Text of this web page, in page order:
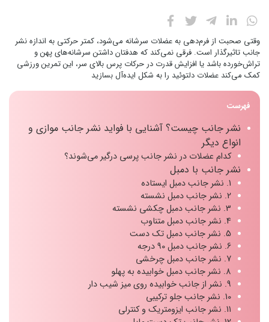
وقتی صحبت از فرم‌دهی به عضلات سرشانه می‌شود، کمتر حرکتی به اندازه نشر
جانب تاثیرگذار است. فرقی نمی‌کند که هدفتان داشتن سرشانه‌های پهن و
تراش‌خورده باشد یا افزایش قدرت در حرکات پرس بالای سر، این تمرین ورزشی
کمک می‌کند عضلات دلتوئید را به شکل ایده‌آل بسازید
فهرست
نشر جانب چیست؟ آشنایی با فواید نشر جانب موازی و
انواع دیگر
کدام عضلات در نشر جانب پرسی درگیر می‌شوند؟
نشر جانب با دمبل
1. نشر جانب دمبل ایستاده
2. نشر جانب دمبل نشسته
3. نشر جانب دمبل چکشی نشسته
4. نشر جانب دمبل متناوب
5. نشر جانب دمبل تک دست
6. نشر جانب دمبل 90 درجه
7. نشر جانب دمبل چرخشی
8. نشر جانب دمبل خوابیده به پهلو
9. نشر از جانب خوابیده روی میز شیب دار
10. نشر جانب جلو ترکیبی
11. نشر جانب ایزومتریک و کنترلی